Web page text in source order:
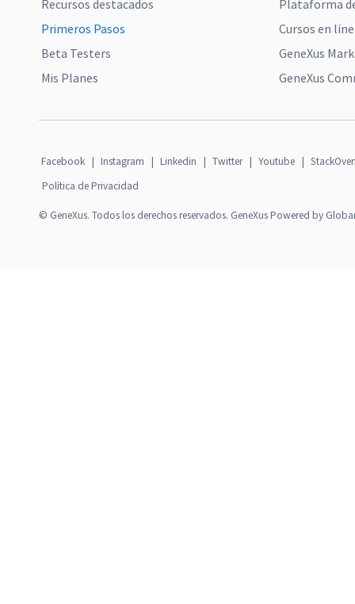
Recursos destacados
Primeros Pasos
Beta Testers
Mis Planes
Plataforma
Cursos en
GeneXus
GeneXus
Facebook | Instagram | Linkedin | Twitter | Youtube |
Política de Privacidad
© GeneXus. Todos los derechos reservados. GeneXus Powered by